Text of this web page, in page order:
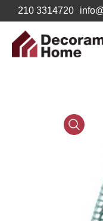
210 3314720
Media